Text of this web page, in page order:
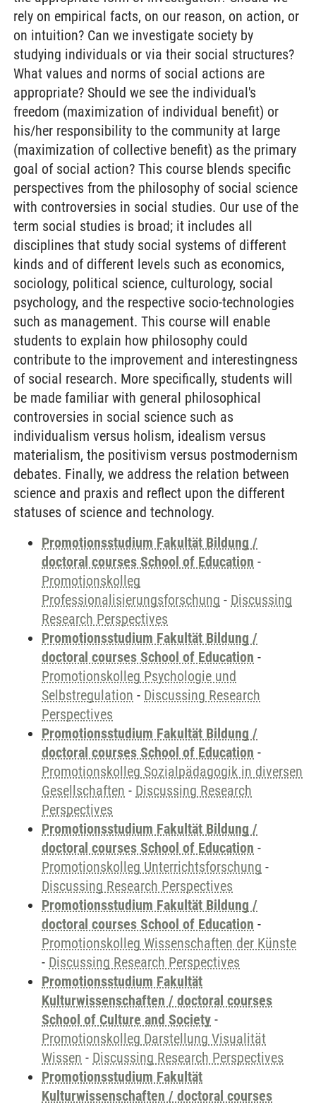
rely on empirical facts, on our reason, on action, or
on intuition? Can we investigate society by
studying individuals or via their social structures?
What values and norms of social actions are
appropriate? Should we see the individual's
freedom (maximization of individual benefit) or
his/her responsibility to the community at large
(maximization of collective benefit) as the primary
goal of social action? This course blends specific
perspectives from the philosophy of social science
with controversies in social studies. Our use of the
term social studies is broad; it includes all
disciplines that study social systems of different
kinds and of different levels such as economics,
sociology, political science, culturology, social
psychology, and the respective socio-technologies
such as management. This course will enable
students to explain how philosophy could
contribute to the improvement and interestingness
of social research. More specifically, students will
be made familiar with general philosophical
controversies in social science such as
individualism versus holism, idealism versus
materialism, the positivism versus postmodernism
debates. Finally, we address the relation between
science and praxis and reflect upon the different
statuses of science and technology.
Promotionsstudium Fakultät Bildung /
doctoral courses School of Education -
Promotionskolleg
Professionalisierungsforschung - Discussing
Research Perspectives
Promotionsstudium Fakultät Bildung /
doctoral courses School of Education -
Promotionskolleg Psychologie und
Selbstregulation - Discussing Research
Perspectives
Promotionsstudium Fakultät Bildung /
doctoral courses School of Education -
Promotionskolleg Sozialpädagogik in diversen
Gesellschaften - Discussing Research
Perspectives
Promotionsstudium Fakultät Bildung /
doctoral courses School of Education -
Promotionskolleg Unterrichtsforschung -
Discussing Research Perspectives
Promotionsstudium Fakultät Bildung /
doctoral courses School of Education -
Promotionskolleg Wissenschaften der Künste
- Discussing Research Perspectives
Promotionsstudium Fakultät
Kulturwissenschaften / doctoral courses
School of Culture and Society -
Promotionskolleg Darstellung Visualität
Wissen - Discussing Research Perspectives
Promotionsstudium Fakultät
Kulturwissenschaften / doctoral courses